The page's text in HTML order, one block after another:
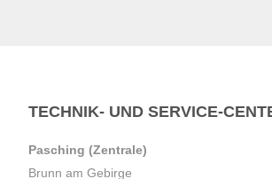
TECHNIK- UND SERVICE-
Pasching (Zentrale)
Brunn am Gebirge